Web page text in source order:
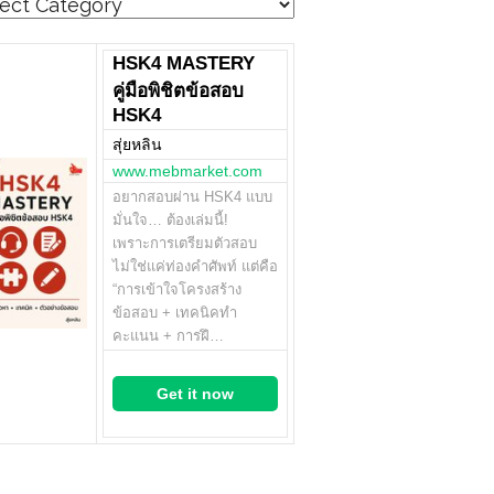
HSK4 MASTERY
คู่มือพิชิตข้อสอบ
HSK4
สุ่ยหลิน
www.mebmarket.com
อยากสอบผ่าน HSK4 แบบ
มั่นใจ… ต้องเล่มนี้!
เพราะการเตรียมตัวสอบ
ไม่ใช่แค่ท่องคำศัพท์ แต่คือ
“การเข้าใจโครงสร้าง
ข้อสอบ + เทคนิคทำ
คะแนน + การฝึ…
Get it now